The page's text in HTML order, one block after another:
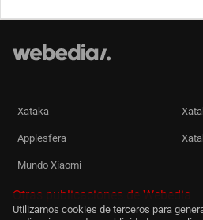
Xataka
Applesfera
Mundo Xiaomi
Otras publicaciones de Webedia
Utilizamos cookies de terceros para